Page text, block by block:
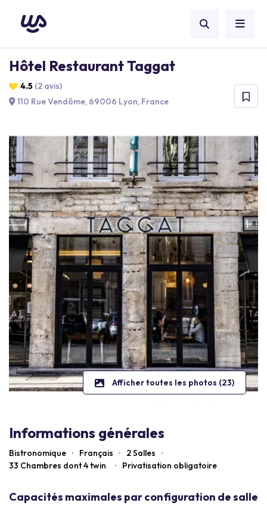
Hôtel Restaurant Taggat
4.5 (2 avis)
110 Rue Vendôme, 69006 Lyon, France
Afficher toutes les photos (23)
Informations générales
Bistronomique · Français · 2 Salles
·
33 Chambres dont 4 twin · Privatisation obligatoire
Capacités maximales par configuration de salle